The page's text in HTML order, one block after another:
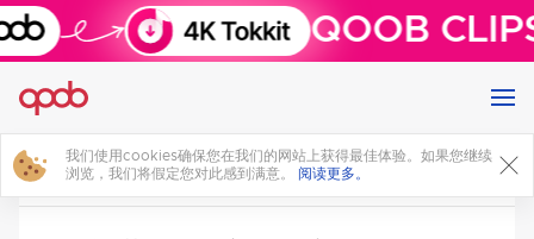
QOOB
How To
我们使用cookies确保您在我们的网站上获得最佳体验。如果您继续
浏览，我们将假定您对此感到满意。
阅读更多。